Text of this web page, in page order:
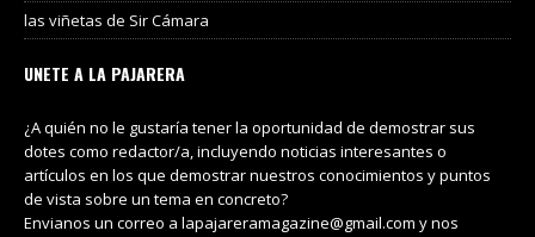
las viñetas de Sir Cámara
UNETE A LA PAJARERA
¿A quién no le gustaría tener la oportunidad de demostrar sus
dotes como redactor/a, incluyendo noticias interesantes o
artículos en los que demostrar nuestros conocimientos y puntos
de vista sobre un tema en concreto?
Envianos un correo a lapajareramagazine@gmail.com y nos